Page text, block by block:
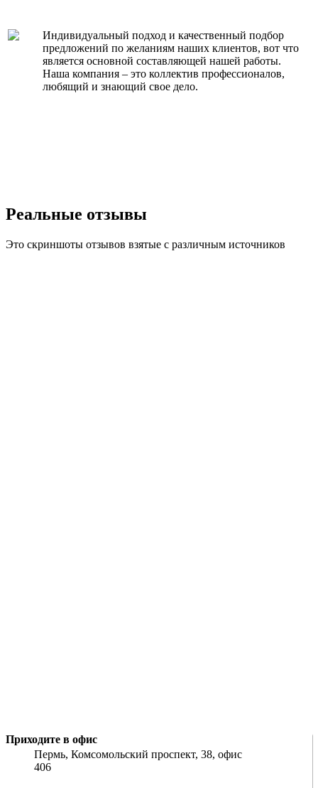
Индивидуальный подход и качественный подбор
предложений по желаниям наших клиентов, вот что
является основной составляющей нашей работы.
Наша компания – это коллектив профессионалов,
любящий и знающий свое дело.
Реальные отзывы
Это скриншоты отзывов взятые с различным источников
Приходите в офис
Пермь, Комсомольский проспект, 38, офис
406